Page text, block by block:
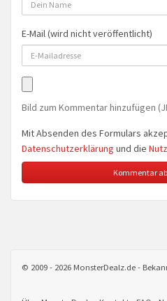
E-Mail (wird nicht veröffentlicht)
Bild zum Kommentar hinzufügen
Mit Absenden des Formulars
Datenschutzerklärung und die
© 2009 - 2026 MonsterDealz.de -